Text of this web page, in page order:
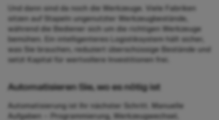
Und dann sind da noch die Werkzeuge. Viele Fabriken
sitzen auf Stapeln ungenutzter Werkzeugbestände,
während die Bediener sich um die richtigen Werkzeuge
bemühen. Ein intelligenteres Logistiksystem hält sicher,
was Sie brauchen, reduziert überschüssige Bestände und
setzt Kapital für wertvollere Investitionen frei.
Automatisieren Sie, wo es nötig ist
Automatisierung ist Ihr nächster Schritt. Manuelle
Aufgaben – Programmierung, Werkzeugwechsel,